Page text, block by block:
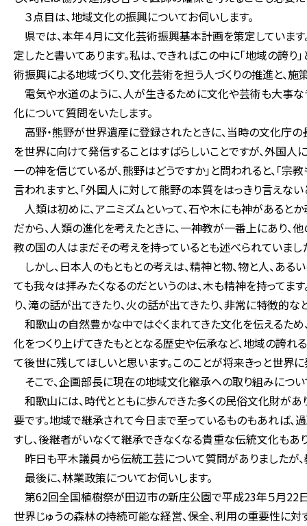
３点目は、地域文化の振興についてお伺いします。
県では、本年４月に文化芸術振興基本計画を策定していま
定したと書いてあります。私は、できればこの中に「地域の誇
術振興による地域づくり、文化芸術を担う人づくりの推進と、施
電気や水道のように、人が生きるために文化や芸術も大事な
化について質問をいたします。
高野・熊野が世界遺産に登録されたときに、当時の文化庁の
を世界に向けて発信することはすばらしいことですが、外国人
一の神を信じているが、熊野はどうですか」と問われると、「宗
言われますと、「外国人に対して熊野の本質をはっきり言えない
人類は初めに、アニミズムといって、石や木にも神があると
だから、人類の進化を考えたときに、一神教が一番上にあり、
教の国の人はまだその考えを持っているとも述べられていまし
しかし、日本人のもともとの考えは、精神と物、物と人、あ
ても我々は拝みたくなるのだというのは、木も精神を持ってま
り、滝の話が出てきたり、火の話が出てきたり、非常に特徴的
和歌山の自然豊かな中ではぐくまれてきた文化を伝えるため
化をつくり上げてきたもととなる歴史や伝承など、地域の誇
て後世に残してほしいと思います。このことが将来きっと世界
そこで、企画部長に現在の地域文化継承への取り組みについ
和歌山には、時代とともに歩んできた多くの民俗文化財があ
要です。地域で継承されて今日まで至っているものもあれば
すし、後継者がいなくて継承できなくなる貴重な伝統文化もあ
昨日も平木議員から伝統工芸について質問がありましたが
最後に、林業政策についてお伺いします。
第62回全国植樹祭が田辺市の新庄公園で平成23年５月22日
世界じゅうの森林の持続可能な経営、保全、利用の重要性に